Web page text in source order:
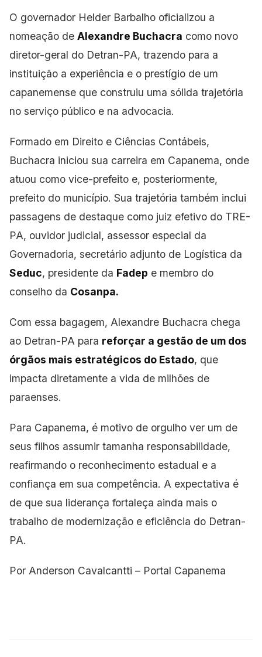
O governador Helder Barbalho oficializou a
nomeação de Alexandre Buchacra como novo
diretor-geral do Detran-PA, trazendo para a
instituição a experiência e o prestígio de um
capanemense que construiu uma sólida trajetória
no serviço público e na advocacia.
Formado em Direito e Ciências Contábeis,
Buchacra iniciou sua carreira em Capanema, onde
atuou como vice-prefeito e, posteriormente,
prefeito do município. Sua trajetória também inclui
passagens de destaque como juiz efetivo do TRE-
PA, ouvidor judicial, assessor especial da
Governadoria, secretário adjunto de Logística da
Seduc, presidente da Fadep e membro do
conselho da Cosanpa.
Com essa bagagem, Alexandre Buchacra chega
ao Detran-PA para reforçar a gestão de um dos
órgãos mais estratégicos do Estado, que
impacta diretamente a vida de milhões de
paraenses.
Para Capanema, é motivo de orgulho ver um de
seus filhos assumir tamanha responsabilidade,
reafirmando o reconhecimento estadual e a
confiança em sua competência. A expectativa é
de que sua liderança fortaleça ainda mais o
trabalho de modernização e eficiência do Detran-
PA.
Por Anderson Cavalcantti – Portal Capanema